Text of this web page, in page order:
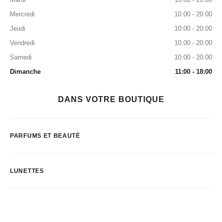
Mercredi
10:00 - 20:00
Jeudi
10:00 - 20:00
Vendredi
10:00 - 20:00
Samedi
10:00 - 20:00
Dimanche
11:00 - 18:00
DANS VOTRE BOUTIQUE
PARFUMS ET BEAUTÉ
LUNETTES